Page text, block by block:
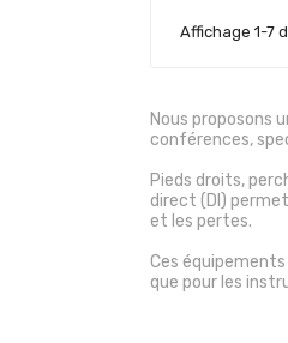
Affichage 1-7
Nous proposons
conférences,
Pieds droits,
direct (DI)
et les pertes.
Ces
que pour les